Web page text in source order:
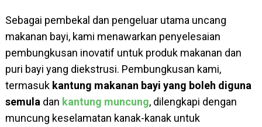
Sebagai pembekal dan pengeluar utama uncang
makanan bayi, kami menawarkan penyelesaian
pembungkusan inovatif untuk produk makanan dan
puri bayi yang diekstrusi. Pembungkusan kami,
termasukkantung makanan bayi yang boleh diguna
semula dan kantung muncung, dilengkapi dengan
muncung keselamatan kanak-kanak untuk